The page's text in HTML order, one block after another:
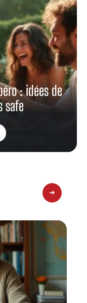
: idées de
safe